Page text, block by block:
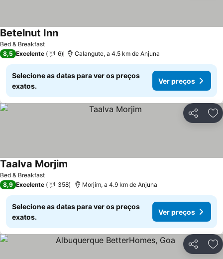
Bed & Breakfast
Betelnut InnVer preços
8,5 Excelente 6 Calangute, a 4.5 km de Anjuna
Selecione as datas para ver os preços
exatos.
Ver preços
Partilhar
Bed & Breakfast
Taalva Morjim
8,9 Excelente 358 Morjim, a 4.9 km de Anjuna
Selecione as datas para ver os preços
exatos.
Ver preços
Partilhar